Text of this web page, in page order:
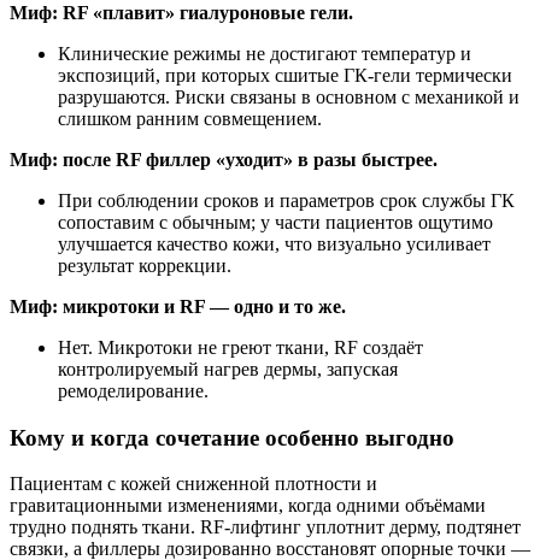
Миф: RF «плавит» гиалуроновые гели.
Клинические режимы не достигают температур и
экспозиций, при которых сшитые ГК‑гели термически
разрушаются. Риски связаны в основном с механикой и
слишком ранним совмещением.
Миф: после RF филлер «уходит» в разы быстрее.
При соблюдении сроков и параметров срок службы ГК
сопоставим с обычным; у части пациентов ощутимо
улучшается качество кожи, что визуально усиливает
результат коррекции.
Миф: микротоки и RF — одно и то же.
Нет. Микротоки не греют ткани, RF создаёт
контролируемый нагрев дермы, запуская
ремоделирование.
Кому и когда сочетание особенно выгодно
Пациентам с кожей сниженной плотности и
гравитационными изменениями, когда одними объёмами
трудно поднять ткани. RF‑лифтинг уплотнит дерму, подтянет
связки, а филлеры дозированно восстановят опорные точки —